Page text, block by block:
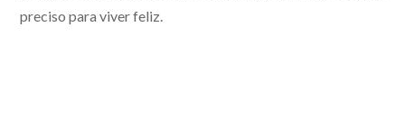
preciso para viver feliz.